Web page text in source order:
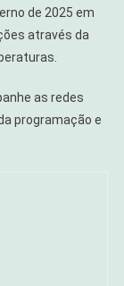
de 2025 em
através da
as redes
programação e